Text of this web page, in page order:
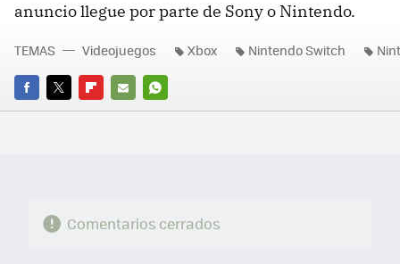
anuncio llegue por parte de Sony o Nintendo.
FACEBOOK
TWITTERFLIPBOARD
E-
WHATSAPP
TEMAS Videojuegos Xbox Nintendo Switch
Comentarios cerrados